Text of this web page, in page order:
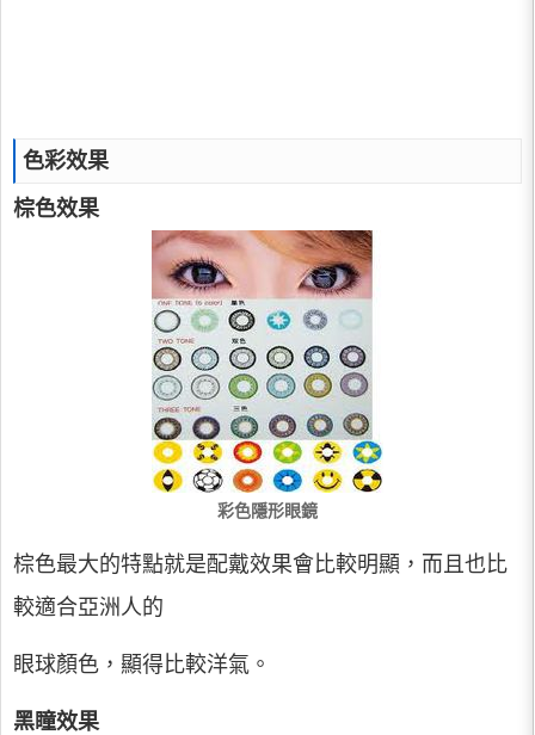
色彩效果
棕色效果
彩色隱形眼鏡
棕色最大的特點就是配戴效果會比較明顯，而且也比
較適合亞洲人的
眼球顏色，顯得比較洋氣。
黑瞳效果